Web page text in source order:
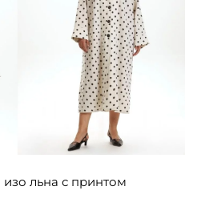
льна с принтом